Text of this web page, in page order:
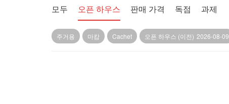
모두 오픈 하우스 판매 가격 독점 과제
주거용 마캄 Cachet 오픈 하우스 (이전) 2026-08-09